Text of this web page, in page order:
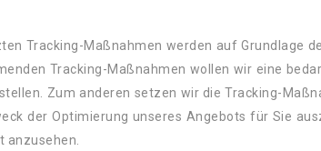
Tracking-Maßnahmen werden auf Grundlage
Tracking-Maßnahmen wollen wir eine
Zum anderen setzen wir die Tracking-
der Optimierung unseres Angebots für Sie
anzusehen.